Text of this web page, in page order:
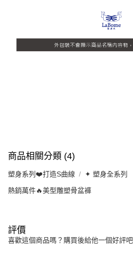
商品相關分類 (4)
塑身系列❤️打造S曲線 ✦ 塑身全系列
熱銷萬件🔥美型雕塑骨盆褲
評價
喜歡這個商品嗎？購買後給他一個好評吧